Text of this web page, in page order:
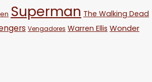
Superman The Walking Dead
Vengadores Warren Ellis Wonder